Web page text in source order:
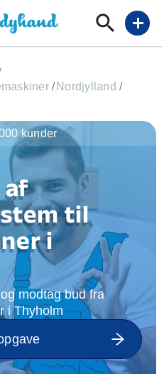
add
/ Nordjylland /
af
til
i
modtag bud fra
i Thyholm
kunder